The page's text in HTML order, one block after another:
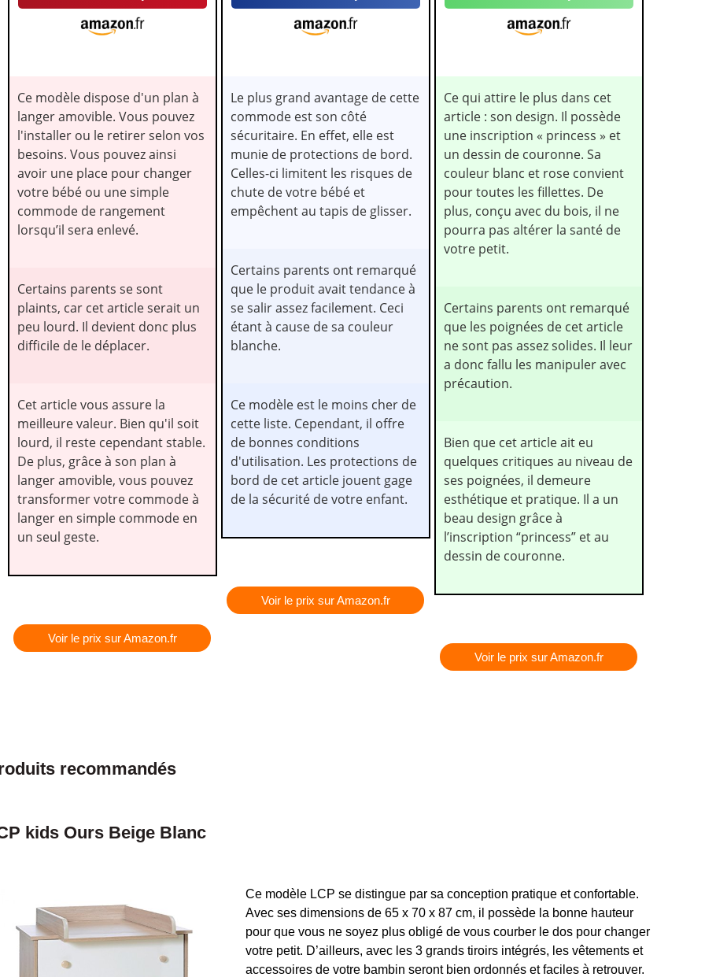
Ce modèle dispose d'un plan à
langer amovible. Vous pouvez
l'installer ou le retirer selon vos
besoins. Vous pouvez ainsi
avoir une place pour changer
votre bébé ou une simple
commode de rangement
lorsqu’il sera enlevé.
Certains parents se sont
plaints, car cet article serait un
peu lourd. Il devient donc plus
difficile de le déplacer.
Cet article vous assure la
meilleure valeur. Bien qu'il soit
lourd, il reste cependant stable.
De plus, grâce à son plan à
langer amovible, vous pouvez
transformer votre commode à
langer en simple commode en
un seul geste.
Voir le prix sur Amazon.fr
Le plus grand avantage de cette
commode est son côté
sécuritaire. En effet, elle est
munie de protections de bord.
Celles-ci limitent les risques de
chute de votre bébé et
empêchent au tapis de glisser.
Certains parents ont remarqué
que le produit avait tendance à
se salir assez facilement. Ceci
étant à cause de sa couleur
blanche.
Ce modèle est le moins cher de
cette liste. Cependant, il offre
de bonnes conditions
d'utilisation. Les protections de
bord de cet article jouent gage
de la sécurité de votre enfant.
Voir le prix sur Amazon.fr
Ce qui attire le plus dans cet
article : son design. Il possède
une inscription « princess » et
un dessin de couronne. Sa
couleur blanc et rose convient
pour toutes les fillettes. De
plus, conçu avec du bois, il ne
pourra pas altérer la santé de
votre petit.
Certains parents ont remarqué
que les poignées de cet article
ne sont pas assez solides. Il leur
a donc fallu les manipuler avec
précaution.
Bien que cet article ait eu
quelques critiques au niveau de
ses poignées, il demeure
esthétique et pratique. Il a un
beau design grâce à
l’inscription “princess” et au
dessin de couronne.
Voir le prix sur Amazon.fr
recommandés
kids Ours Beige Blanc
Ce modèle LCP se distingue par saconception pratique et confortable.
Avec ses dimensions de 65 x 70 x 87 cm, il possède la bonne hauteur
pour que vous ne soyez plus obligé de vous courber le dos pour changer
votre petit. D’ailleurs, avec les 3 grands tiroirs intégrés, les vêtements et
accessoires de votre bambin seront bien ordonnés et faciles à retrouver.